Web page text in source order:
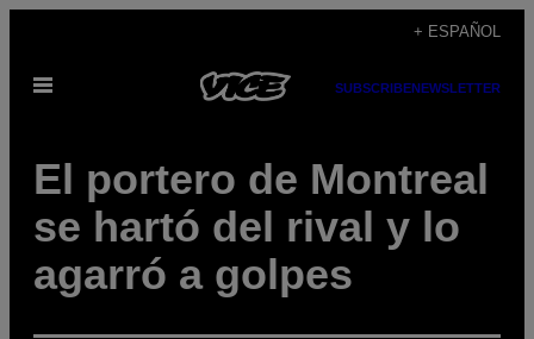
contenido
+ ESPAÑOL
Abrir
SUBSCRIBENEWSLETTER
El portero de Montreal
se hartó del rival y lo
agarró a golpes